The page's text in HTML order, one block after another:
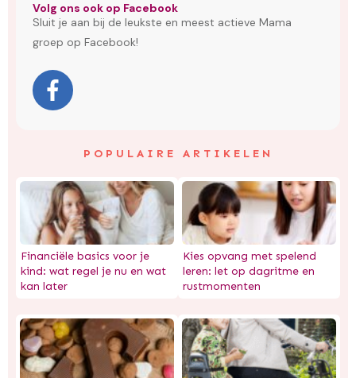
Volg ons ook op Facebook
Sluit je aan bij de leukste en meest actieve Mama
groep op Facebook!
POPULAIRE ARTIKELEN
Financiële basics voor je
kind: wat regel je nu en wat
kan later
Kies opvang met spelend
leren: let op dagritme en
rustmomenten